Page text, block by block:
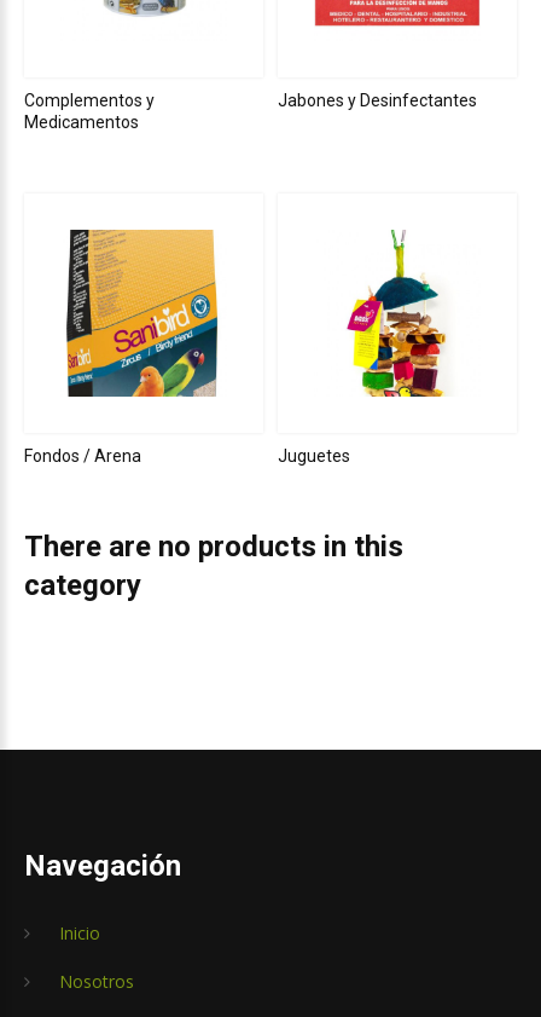
Complementos y
Medicamentos
Jabones y Desinfectantes
Fondos / Arena Juguetes
There are no products in this
category
Navegación
Inicio
Nosotros